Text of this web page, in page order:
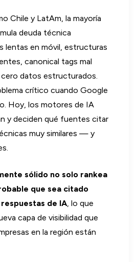
Chile y LatAm, la mayoría
deuda técnica
lentas en móvil, estructuras
canonical tags mal
datos estructurados.
crítico cuando Google
Hoy, los motores de IA
y deciden qué fuentes citar
muy similares — y
sólido no solo rankea
que sea citado
de IA, lo que
capa de visibilidad que
en la región están